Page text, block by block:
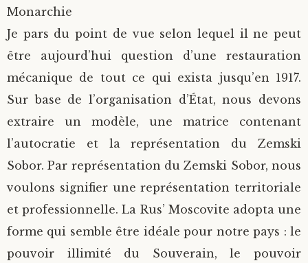
Monarchie
Je pars du point de vue selon lequel il ne peut
être aujourd’hui question d’une restauration
mécanique de tout ce qui exista jusqu’en 1917.
Sur base de l’organisation d’État, nous devons
extraire un modèle, une matrice contenant
l’autocratie et la représentation du Zemski
Sobor. Par représentation du Zemski Sobor, nous
voulons signifier une représentation territoriale
et professionnelle. La Rus’ Moscovite adopta une
forme qui semble être idéale pour notre pays : le
pouvoir illimité du Souverain, le pouvoir